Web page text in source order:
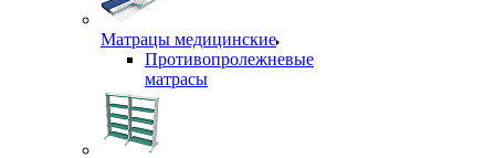
Матрацы медицинские
Противопролежневые
матрасы